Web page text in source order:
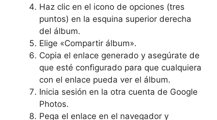
Haz clic en el icono de opciones (tres
puntos) en⁣ la esquina superior derecha
del álbum.
Elige «Compartir álbum».
Copia el enlace generado y asegúrate⁣ de
que esté configurado para que cualquiera
con el enlace pueda ver el álbum.
Inicia sesión en la otra cuenta de Google
Photos.
Pega el enlace en ​el navegador y